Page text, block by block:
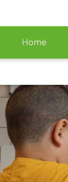
Home